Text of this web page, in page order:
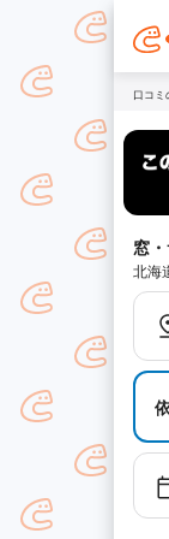
口コミ
窓
北海